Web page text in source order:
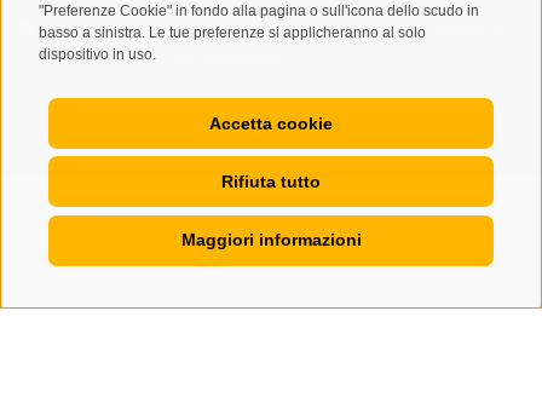
"Preferenze Cookie" in fondo alla pagina o sull'icona dello scudo in
basso a sinistra. Le tue preferenze si applicheranno al solo
dispositivo in uso.
Accetta cookie
Rifiuta tutto
Maggiori informazioni
Letto e compreso laprivacy policy, autorizzo il Titolare al
trattamento dei dati personali
ABBONARSI
Preferenze Cookies